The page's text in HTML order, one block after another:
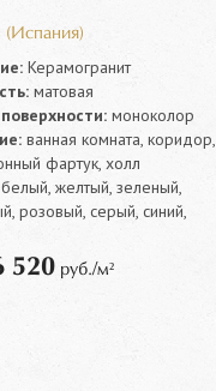
(Испания)
Керамогранит
матовая
моноколор
ванная комната, коридор,
фартук, холл
желтый, зеленый,
розовый, серый, синий,
520руб./м²